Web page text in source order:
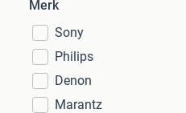
Merk
Sony
Philips
Denon
Marantz